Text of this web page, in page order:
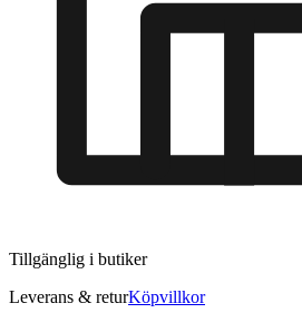
Tillgänglig i butiker
Leverans & returKöpvillkor